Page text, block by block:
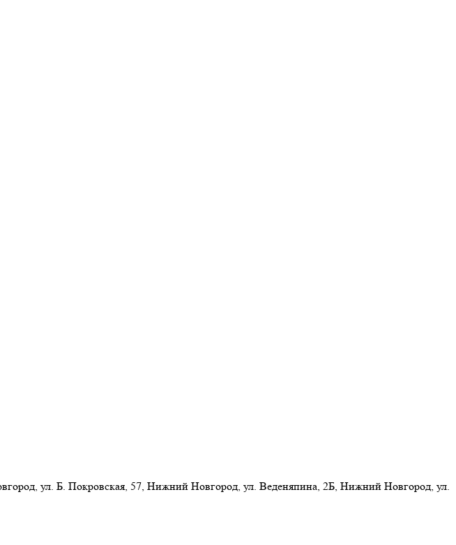
ул. Б. Покровская, 57, Нижний Новгород, ул. Веденяпина, 2Б, Нижний Новгород, ул.